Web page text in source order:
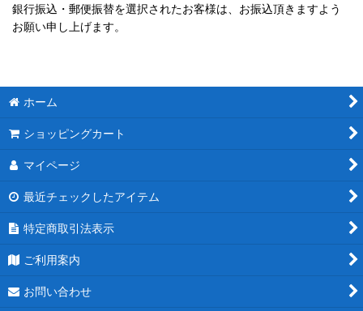
銀行振込・郵便振替を選択されたお客様は、お振込頂きますよう
お願い申し上げます。
ホーム
ショッピングカート
マイページ
最近チェックしたアイテム
特定商取引法表示
ご利用案内
お問い合わせ